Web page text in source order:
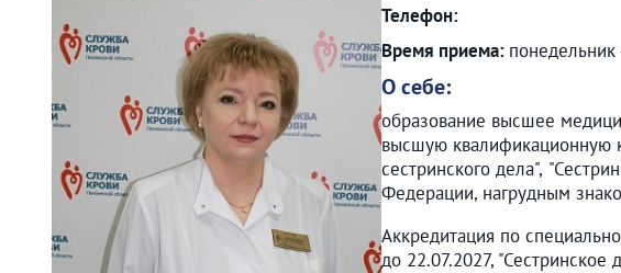
Телефон:
Время приема:
О себе:
образование высшее
высшую квалификационную
сестринского дела",
Федерации, нагрудным
Аккредитация по
до 22.07.2027, "Сестринское